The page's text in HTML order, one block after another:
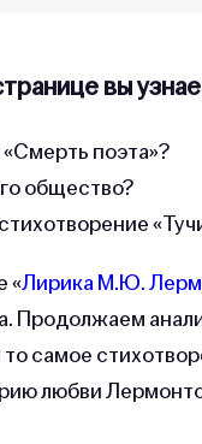
вы
поэта»?
общество?
«Лирика М.Ю.
самое
любви